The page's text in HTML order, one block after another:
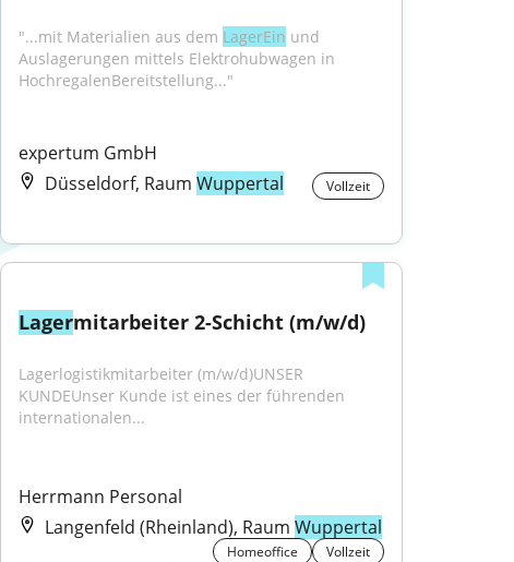
"...mit Materialien aus dem LagerEin und
Auslagerungen mittels Elektrohubwagen in
HochregalenBereitstellung..."
expertum GmbH
Düsseldorf, Raum Wuppertal Vollzeit
Lagermitarbeiter 2-Schicht (m/w/d)
Lagerlogistikmitarbeiter (m/w/d)UNSER
KUNDEUnser Kunde ist eines der führenden
internationalen...
Herrmann Personal
Langenfeld (Rheinland), Raum Wuppertal
Homeoffice Vollzeit